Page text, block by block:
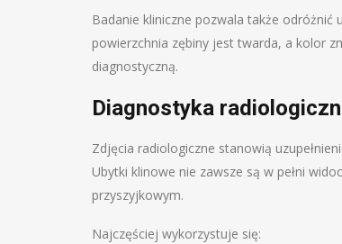
Badanie kliniczne pozwala także
powierzchnia zębiny jest twarda, a kolor
diagnostyczną.
Diagnostyka
Zdjęcia radiologiczne stanowią
Ubytki klinowe nie zawsze są w pełni
przyszyjkowym.
Najczęściej wykorzystuje się: